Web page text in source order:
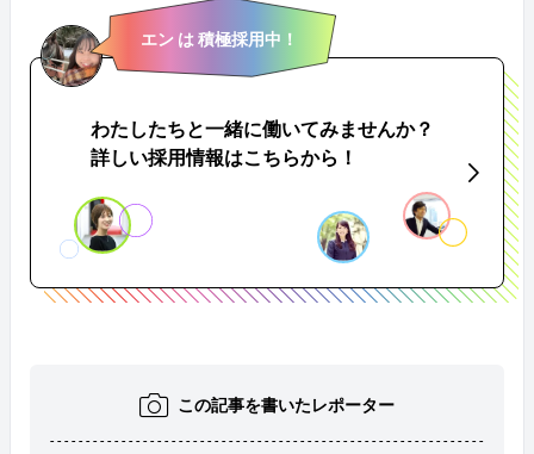
エン は 積極採用中！
わたしたちと一緒に働いてみませんか？
詳しい採用情報はこちらから！
この記事を書いたレポーター